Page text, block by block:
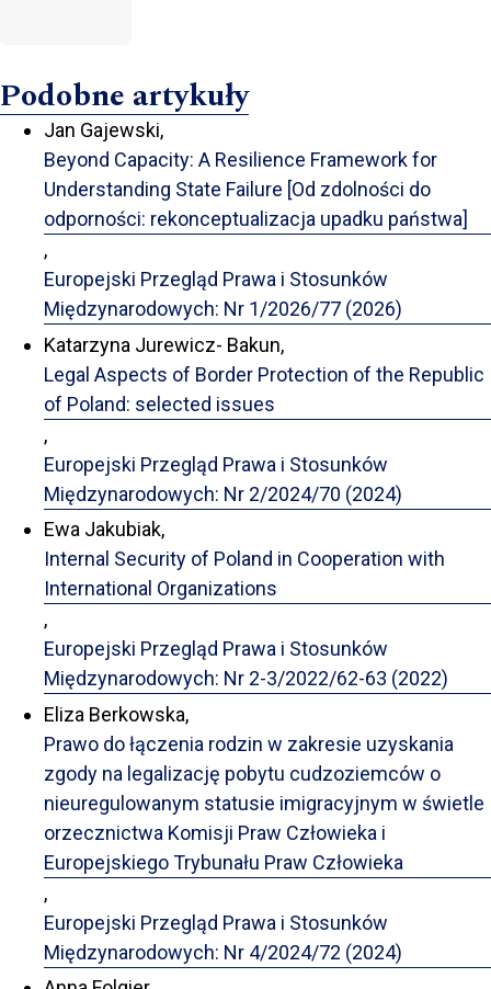
Podobne artykuły
Jan Gajewski,
Beyond Capacity: A Resilience Framework for
Understanding State Failure [Od zdolności do
odporności: rekonceptualizacja upadku państwa]
,
Europejski Przegląd Prawa i Stosunków
Międzynarodowych: Nr 1/2026/77 (2026)
Katarzyna Jurewicz- Bakun,
Legal Aspects of Border Protection of the Republic
of Poland: selected issues
,
Europejski Przegląd Prawa i Stosunków
Międzynarodowych: Nr 2/2024/70 (2024)
Ewa Jakubiak,
Internal Security of Poland in Cooperation with
International Organizations
,
Europejski Przegląd Prawa i Stosunków
Międzynarodowych: Nr 2-3/2022/62-63 (2022)
Eliza Berkowska,
Prawo do łączenia rodzin w zakresie uzyskania
zgody na legalizację pobytu cudzoziemców o
nieuregulowanym statusie imigracyjnym w świetle
orzecznictwa Komisji Praw Człowieka i
Europejskiego Trybunału Praw Człowieka
,
Europejski Przegląd Prawa i Stosunków
Międzynarodowych: Nr 4/2024/72 (2024)